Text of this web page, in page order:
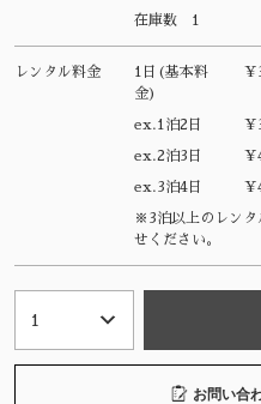
在庫数 1
レンタル料金
1日(基本料
金)
ex.1泊2日
ex.2泊3日
ex.3泊4日
※3泊以上のレンタ
せください。
お問い合